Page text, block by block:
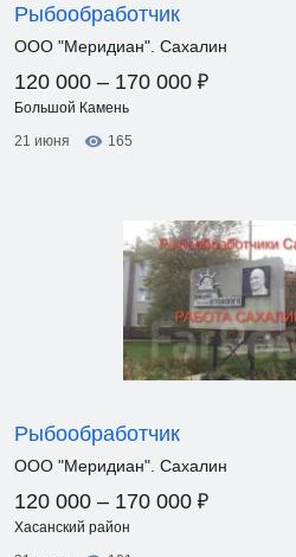
Рыбообработчик
ООО "Меридиан". Сахалин
120 000 – 170 000 ₽
Большой Камень
21 июня
165
Рыбообработчик
ООО "Меридиан". Сахалин
120 000 – 170 000 ₽
Хасанский район